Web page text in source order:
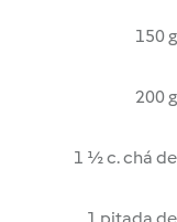
150 g
200 g
1 ½ c. chá de